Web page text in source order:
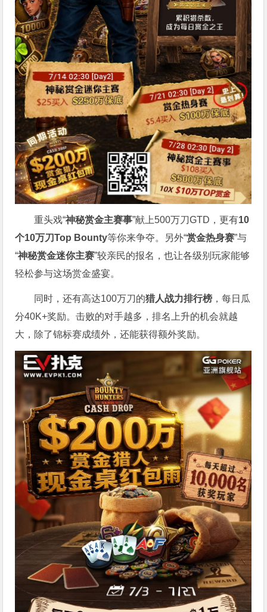
重头戏“神秘赏金主赛事”献上500万刀GTD，更有10
个10万刀Top Bounty等你来争夺。另外“赏金热身赛”与
“神秘赏金迷你主赛”较亲民的报名，也让各级别玩家能够
轻松参与这场赏金盛宴。
同时，还有高达100万刀的猎人战力排行榜 ，每日瓜
分40K+奖励。击败的对手越多，排名上升的机会就越
大，除了锦标赛成绩外，还能获得额外奖励。